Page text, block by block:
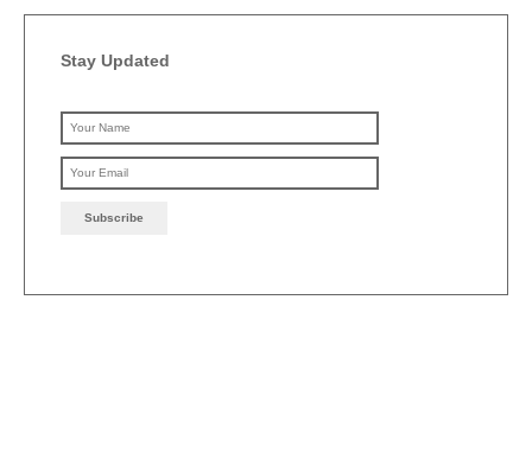
Stay Updated